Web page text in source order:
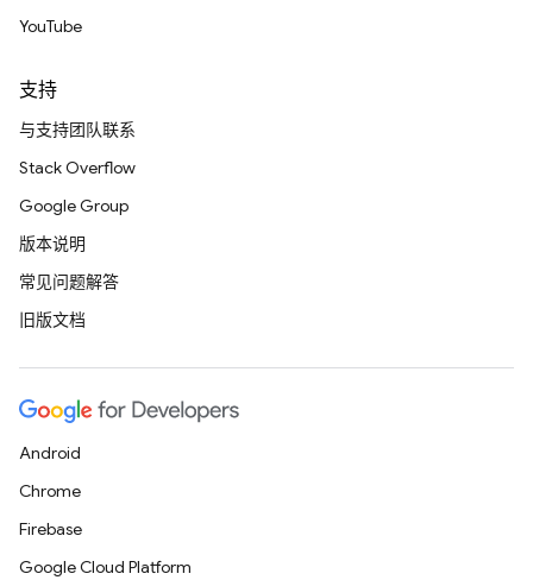
YouTube
支持
与支持团队联系
Stack Overflow
Google Group
版本说明
常见问题解答
旧版文档
Android
Chrome
Firebase
Google Cloud Platform